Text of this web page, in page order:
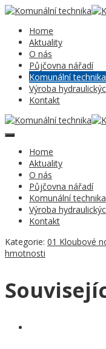
Home
Aktuality
O nás
Půjčovna nářadí
Komunální technika
Výroba
Kontakt
Home
Aktuality
O nás
Půjčovna nářadí
Komunální technika
Výroba
Kontakt
Domů/Komunální
kontejnerů 3,5 - 21,5t
kontejnerů 16t
07
16t
Užitečná
Nápravy počet/
pery
Povolená rychlost
Délka kontejneru
Kategorie: 01 Kloubové
hmotnosti